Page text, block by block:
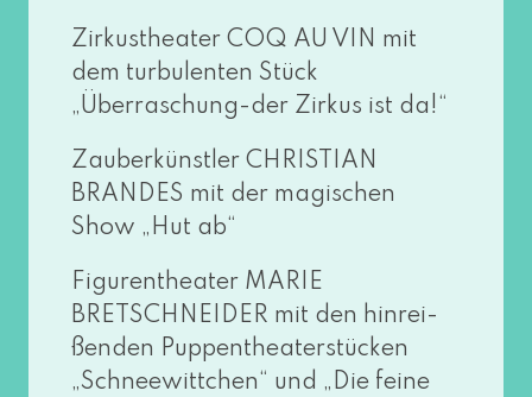
Zirkustheater COQ AU VIN mit
dem tur­bu­len­ten Stück
„Überraschung-der Zirkus ist da!“
Zauberkünstler CHRISTIAN
BRANDES mit der magi­schen
Show „Hut ab“
Figurentheater MARIE
BRETSCHNEIDER mit den hin­rei­
ßen­den Puppentheaterstücken
„Schneewittchen“ und „Die fei­ne